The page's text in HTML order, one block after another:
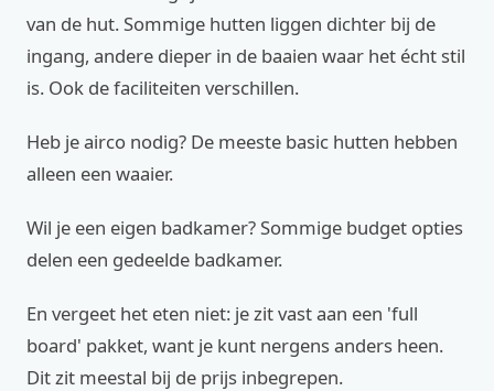
van de hut. Sommige hutten liggen dichter bij de
ingang, andere dieper in de baaien waar het écht stil
is. Ook de faciliteiten verschillen.
Heb je airco nodig? De meeste basic hutten hebben
alleen een waaier.
Wil je een eigen badkamer? Sommige budget opties
delen een gedeelde badkamer.
En vergeet het eten niet: je zit vast aan een 'full
board' pakket, want je kunt nergens anders heen.
Dit zit meestal bij de prijs inbegrepen.